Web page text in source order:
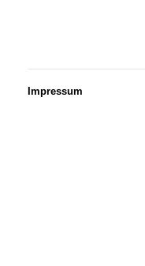
Impressum